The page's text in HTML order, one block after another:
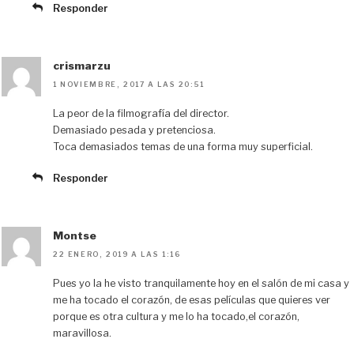
Responder
crismarzu
1 NOVIEMBRE, 2017 A LAS 20:51
La peor de la filmografía del director.
Demasiado pesada y pretenciosa.
Toca demasiados temas de una forma muy superficial.
Responder
Montse
22 ENERO, 2019 A LAS 1:16
Pues yo la he visto tranquilamente hoy en el salón de mi casa y
me ha tocado el corazón, de esas películas que quieres ver
porque es otra cultura y me lo ha tocado,el corazón,
maravillosa.